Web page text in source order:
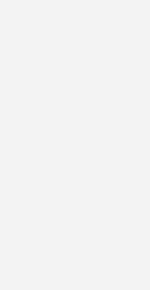
ist eine Motorsäge,
Mitte aus Spenden
der Drehleiter
zur Verfügung,
eher zum
konnte.
Punkt Abhilfe zu
für die Einsätze
Anerkennung für
der
Voigt ist froh: „Je
mehr Leute lassen
begeistern. In
dass man